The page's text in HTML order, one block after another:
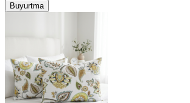
Buyurtma